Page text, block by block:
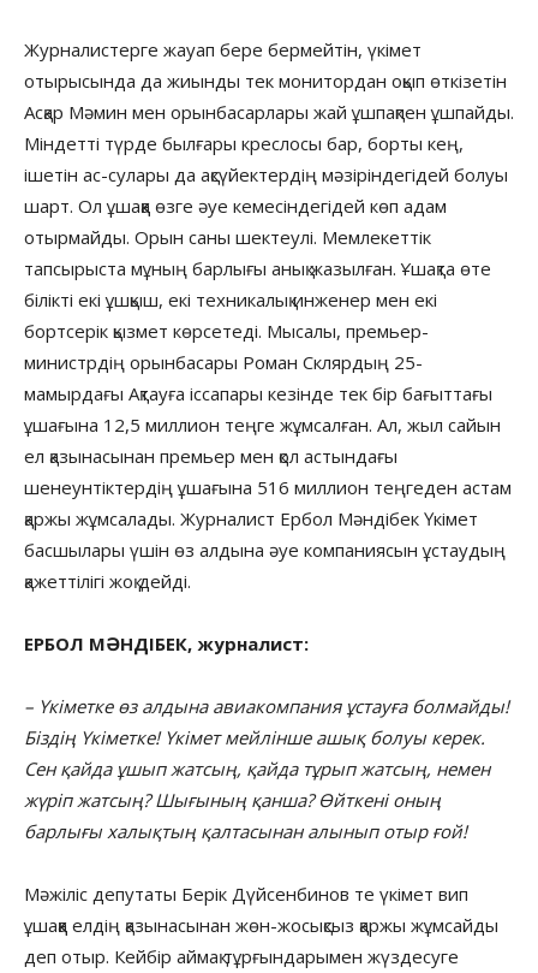
Журналистерге жауап бере бермейтін, үкімет
отырысында да жиынды тек монитордан оқып өткізетін
Асқар Мәмин мен орынбасарлары жай ұшпақпен ұшпайды.
Міндетті түрде былғары креслосы бар, борты кең,
ішетін ас-сулары да ақсүйектердің мәзіріндегідей болуы
шарт. Ол ұшаққа өзге әуе кемесіндегідей көп адам
отырмайды. Орын саны шектеулі. Мемлекеттік
тапсырыста мұның барлығы анық жазылған. Ұшақта өте
білікті екі ұшқыш, екі техникалық инженер мен екі
бортсерік қызмет көрсетеді. Мысалы, премьер-
министрдің орынбасары Роман Склярдың 25-
мамырдағы Ақтауға іссапары кезінде тек бір бағыттағы
ұшағына 12,5 миллион теңге жұмсалған. Ал, жыл сайын
ел қазынасынан премьер мен қол астындағы
шенеунтіктердің ұшағына 516 миллион теңгеден астам
қаржы жұмсалады. Журналист Ербол Мәндібек Үкімет
басшылары үшін өз алдына әуе компаниясын ұстаудың
қажеттілігі жоқ дейді.
ЕРБОЛ МӘНДІБЕК, журналист:
– Үкіметке өз алдына авиакомпания ұстауға болмайды!
Біздің Үкіметке! Үкімет мейлінше ашық болуы керек.
Сен қайда ұшып жатсың, қайда тұрып жатсың, немен
жүріп жатсың? Шығының қанша? Өйткені оның
барлығы халықтың қалтасынан алынып отыр ғой!
Мәжіліс депутаты Берік Дүйсенбинов те үкімет вип
ұшаққа елдің қазынасынан жөн-жосықсыз қаржы жұмсайды
деп отыр. Кейбір аймақ тұрғындарымен жүздесуге